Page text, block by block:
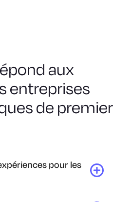
aux
entreprises
de premier
pour les